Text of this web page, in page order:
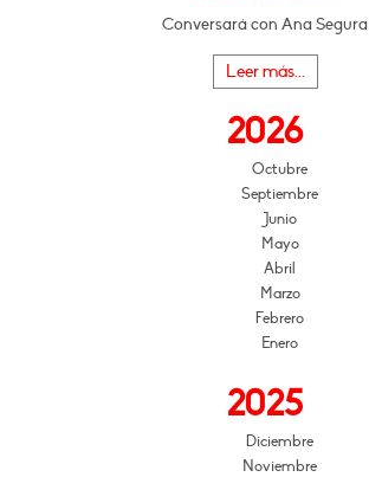
Conversará con Ana Segura
Leer más...
2026
Octubre
Septiembre
Junio
Mayo
Abril
Marzo
Febrero
Enero
2025
Diciembre
Noviembre